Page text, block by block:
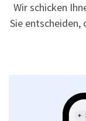
Wir schicken
Sie entscheiden,